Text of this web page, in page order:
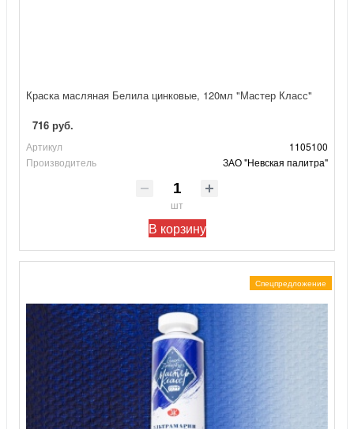
Краска масляная Белила цинковые, 120мл "Мастер Класс"
716 руб.
Артикул
1105100
Производитель
ЗАО "Невская палитра"
шт
В корзину
Спецпредложение